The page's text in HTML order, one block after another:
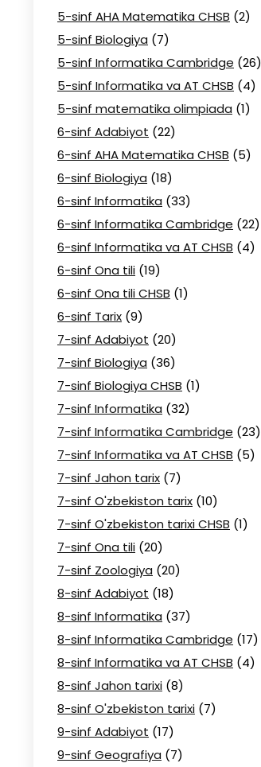
5-sinf AHA Matematika CHSB (2)
5-sinf Biologiya (7)
5-sinf Informatika Cambridge (26)
5-sinf Informatika va AT CHSB (4)
5-sinf matematika olimpiada (1)
6-sinf Adabiyot (22)
6-sinf AHA Matematika CHSB (5)
6-sinf Biologiya (18)
6-sinf Informatika (33)
6-sinf Informatika Cambridge (22)
6-sinf Informatika va AT CHSB (4)
6-sinf Ona tili (19)
6-sinf Ona tili CHSB (1)
6-sinf Tarix (9)
7-sinf Adabiyot (20)
7-sinf Biologiya (36)
7-sinf Biologiya CHSB (1)
7-sinf Informatika (32)
7-sinf Informatika Cambridge (23)
7-sinf Informatika va AT CHSB (5)
7-sinf Jahon tarix (7)
7-sinf O'zbekiston tarix (10)
7-sinf O'zbekiston tarixi CHSB (1)
7-sinf Ona tili (20)
7-sinf Zoologiya (20)
8-sinf Adabiyot (18)
8-sinf Informatika (37)
8-sinf Informatika Cambridge (17)
8-sinf Informatika va AT CHSB (4)
8-sinf Jahon tarixi (8)
8-sinf O'zbekiston tarixi (7)
9-sinf Adabiyot (17)
9-sinf Geografiya (7)